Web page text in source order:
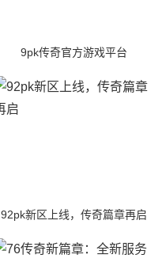
9pk传奇官方游戏平台
92pk新区上线，传奇篇章再启